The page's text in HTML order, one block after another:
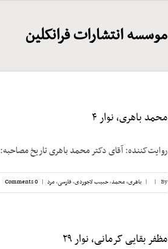
موسسه انتشارات فرانکلین
محمد باهری، نوار ۴
روایت‌کننده: آقای دکتر محمد باهری تاریخ مصاحبه: 7 آگوست 1982 محل‌مصاحبه: شهر کان [...]
By
|
| باهری، محمد,حبیب لاجوردی,فارسی,مرد |
0 Comments
مظفر بقایی کرمانی، نوار ۲۹